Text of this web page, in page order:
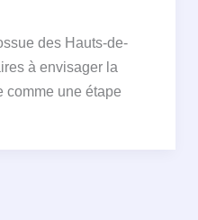
des Hauts-de-
à envisager la
comme une étape